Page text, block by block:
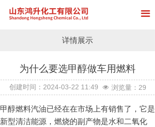
끀
首页
厂房展示
新闻中心
在线留言
详情展示
为什么要选甲醇做车用燃料
按钮
创建时间： 2024-03-22 11:49 넶 浏览量： 29
甲醇燃料汽油已经在在市场上有销售了，它是
新型清洁能源，燃烧的副产物是水和二氧化